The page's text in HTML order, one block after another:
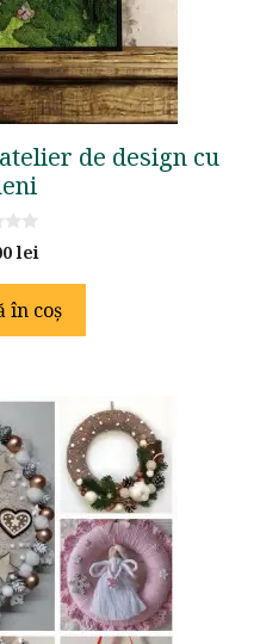
de design cu
lei
în coș